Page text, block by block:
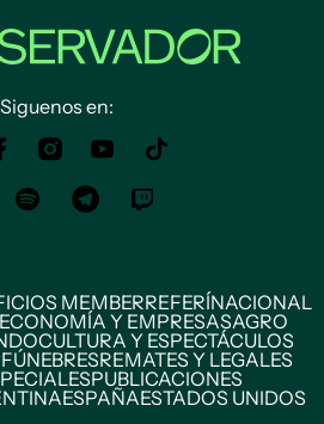
Siguenos en:
MEMBERREFERÍNACIONAL
ECONOMÍA Y EMPRESASAGRO
CULTURA Y ESPECTÁCULOS
FÚNEBRESREMATES Y LEGALES
PUBLICACIONES
ESPAÑAESTADOS UNIDOS